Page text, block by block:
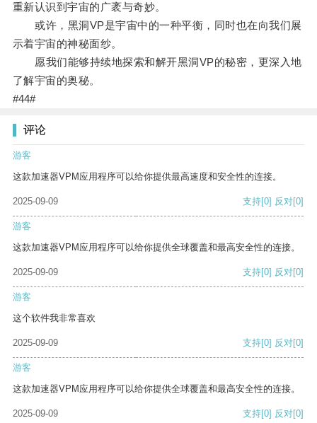
重新认识到宇宙的广袤与奇妙。
或许，黑洞VP是宇宙中的一种平衡，同时也在向我们展
示着宇宙的神秘面纱。
愿我们能够持续地探索和解开黑洞VP的秘密，更深入地
了解宇宙的奥秘。
#44#
评论
游客
这款加速器VPM应用程序可以给你提供最高速度和安全性的连接。
2025-09-09 支持[0] 反对[0]
游客
这款加速器VPM应用程序可以给你提供全球覆盖和最高安全性的连接。
2025-09-09 支持[0] 反对[0]
游客
这个软件我非常喜欢
2025-09-09 支持[0] 反对[0]
游客
这款加速器VPM应用程序可以给你提供全球覆盖和最高安全性的连接。
2025-09-09 支持[0] 反对[0]